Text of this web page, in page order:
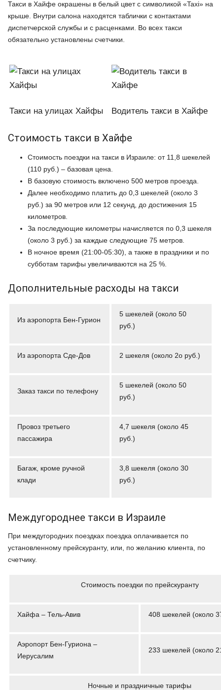
Такси в Хайфе окрашены в белый цвет с символикой «Taxi» на
крыше. Внутри салона находятся таблички с контактами
диспетчерской службы и с расценками. Во всех такси
обязательно установлены счетчики.
Такси на улицах Хайфы Водитель такси в Хайфе
Стоимость такси в Хайфе
Стоимость поездки на такси в Израиле: от 11,8 шекелей
(110 руб.) – базовая цена.
В базовую стоимость включено 500 метров проезда.
Далее необходимо платить до 0,3 шекелей (около 3
руб.) за 90 метров или 12 секунд, до достижения 15
километров.
За последующие километры начисляется по 0,3 шекеля
(около 3 руб.) за каждые следующие 75 метров.
В ночное время (21:00-05:30), а также в праздники и по
субботам тарифы увеличиваются на 25 %.
Дополнительные расходы на такси
Из аэропорта Бен-Гурион
5 шекелей (около 50
руб.)
Из аэропорта Сде-Дов 2 шекеля (около 2о руб.)
Заказ такси по телефону
5 шекелей (около 50
руб.)
Провоз третьего
пассажира
4,7 шекеля (около 45
руб.)
Багаж, кроме ручной
клади
3,8 шекеля (около 30
руб.)
Междугороднее такси в Израиле
При междугородних поездках поездка оплачивается по
установленному прейскуранту, или, по желанию клиента, по
счетчику.
Стоимость поездки по прейскуранту
Хайфа ­– Тель-Авив 408 шекелей (около
Аэропорт Бен-Гуриона –
Иерусалим
233 шекелей (около
Ночные и праздничные тарифы